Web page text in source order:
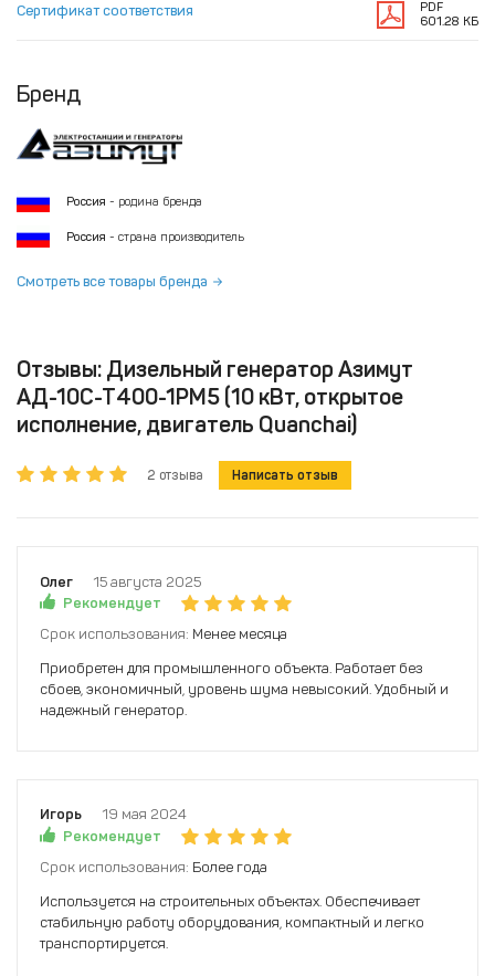
Сертификат соответствия
PDF
601.28 КБ
Бренд
Россия - родина бренда
Россия - страна производитель
Смотреть все товары бренда
Отзывы: Дизельный генератор Азимут
АД-10С-Т400-1РM5 (10 кВт, открытое
исполнение, двигатель Quanchai)
2 отзыва Написать отзыв
Олег
15 августа 2025
Рекомендует
Срок использования: Менее месяца
Приобретен для промышленного объекта. Работает без
сбоев, экономичный, уровень шума невысокий. Удобный и
надежный генератор.
Игорь
19 мая 2024
Рекомендует
Срок использования: Более года
Используется на строительных объектах. Обеспечивает
стабильную работу оборудования, компактный и легко
транспортируется.